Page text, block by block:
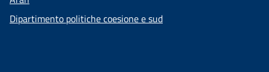
Dipartimento politiche coesione e sud